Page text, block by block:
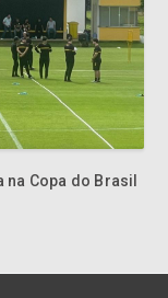
Copa do Brasil